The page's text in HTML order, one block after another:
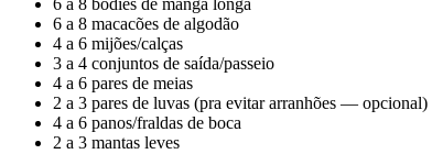
6 a 8 macacões de algodão
4 a 6 mijões/calças
3 a 4 conjuntos de saída/passeio
4 a 6 pares de meias
2 a 3 pares de luvas (pra evitar arranhões — opcional)
4 a 6 panos/fraldas de boca
2 a 3 mantas leves